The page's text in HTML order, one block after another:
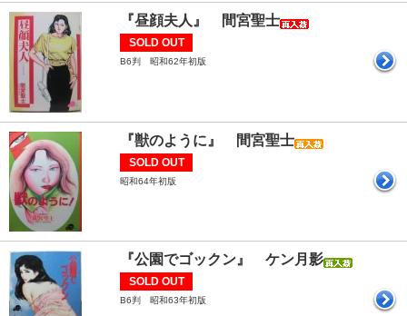
『昼顔夫人』 間宮聖士
SOLD OUT
B6判 昭和62年初版
『獣のように』 間宮聖士
SOLD OUT
昭和64年初版
『公園でゴックン』 ケン月影
SOLD OUT
B6判 昭和63年初版